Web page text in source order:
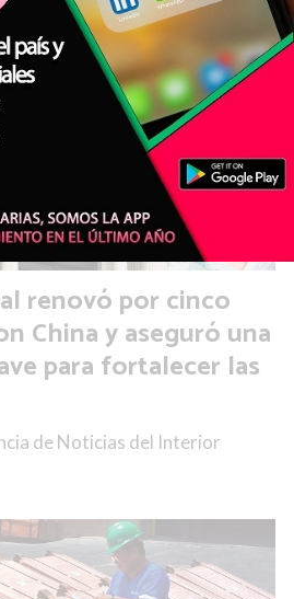
renovó por cinco
China y aseguró una
para fortalecer las
de Noticias del Interior